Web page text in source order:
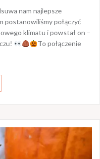
nam najlepsze
postanowiliśmy połączyć
klimatu i powstał on –
To połączenie